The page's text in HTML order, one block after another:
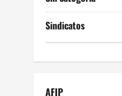
Sindicatos
AFIP